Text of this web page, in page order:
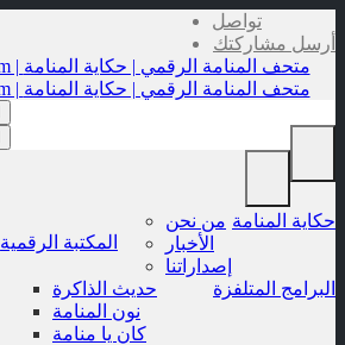
تواصل
أرسل مشاركتك
حكاية المنامة من نحن
الأخبار
إصداراتنا
المكتبة الرقمية
البرامج المتلفزة
حديث الذاكرة
نون المنامة
كان يا منامة